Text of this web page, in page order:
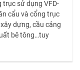
trục sử dụng VFD-
cẩu và cổng trục
dựng, cầu cảng
bê tông…tuy